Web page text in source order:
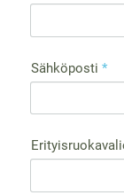
Sähköposti *